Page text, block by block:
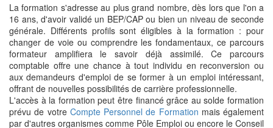
La formation s'adresse au plus grand nombre, dès lors que l'on a
16 ans, d'avoir validé un BEP/CAP ou bien un niveau de seconde
générale. Différents profils sont éligibles à la formation : pour
changer de voie ou comprendre les fondamentaux, ce parcours
formateur amplifiera le savoir déjà assimilé. Ce parcours
comptable offre une chance à tout individu en reconversion ou
aux demandeurs d'emploi de se former à un emploi intéressant,
offrant de nouvelles possibilités de carrière professionnelle.
L'accès à la formation peut être financé grâce au solde formation
prévu de votre Compte Personnel de Formation mais également
par d'autres organismes comme Pôle Emploi ou encore le Conseil